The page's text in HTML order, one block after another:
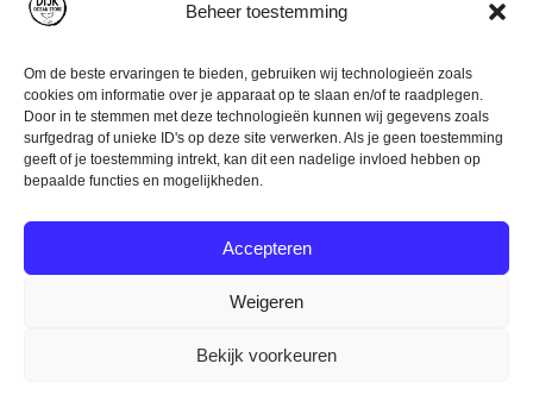
Beheer toestemming
Om de beste ervaringen te bieden, gebruiken wij technologieën zoals
cookies om informatie over je apparaat op te slaan en/of te raadplegen.
Door in te stemmen met deze technologieën kunnen wij gegevens zoals
surfgedrag of unieke ID's op deze site verwerken. Als je geen toestemming
geeft of je toestemming intrekt, kan dit een nadelige invloed hebben op
bepaalde functies en mogelijkheden.
Accepteren
Weigeren
Bekijk voorkeuren
© Dijk Ocean Store (2023)Algemene voorwaarden